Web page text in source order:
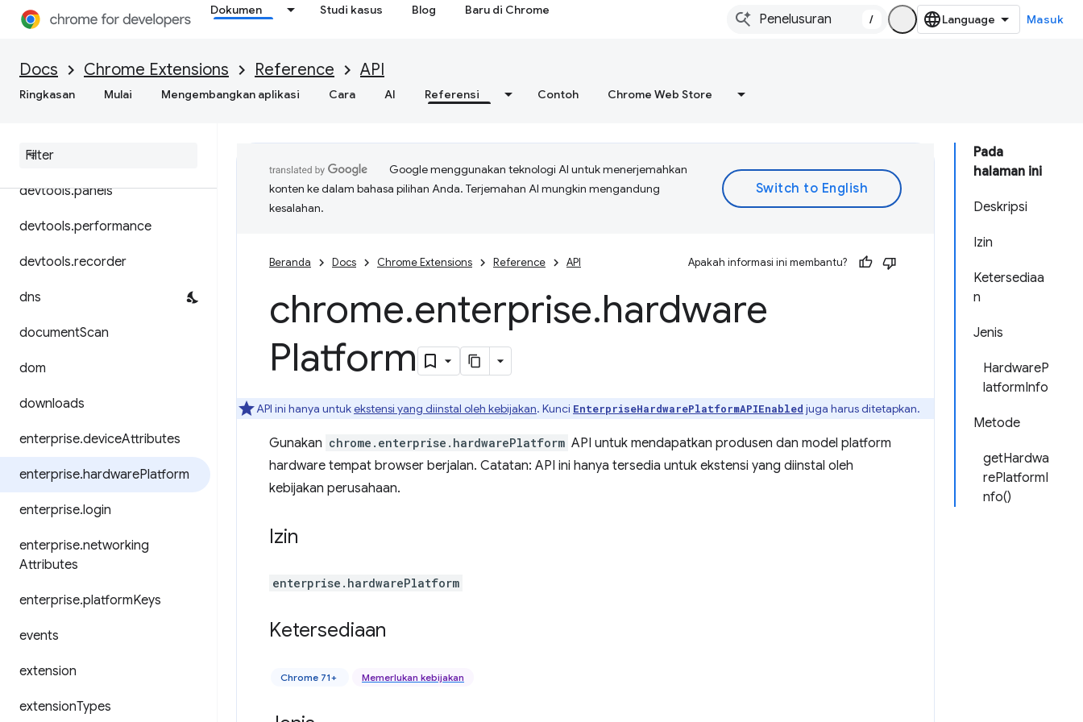
Dokumen Studi kasus Blog Baru di Chrome
/ Masuk
Docs Chrome Extensions Reference API
Ringkasan Mulai Mengembangkan aplikasi Cara AI Referensi Contoh Chrome Web Store
declarativeContent
devtools
devtools.panels
devtools.performance
devtools.recorder
dns
documentScan
dom
downloads
enterprise.deviceAttributes
enterprise.hardwarePlatform
enterprise.login
enterprise.networking
Attributes
enterprise.platformKeys
events
extension
extensionTypes
Pada
halaman ini
Deskripsi
Izin
Ketersediaa
n
Jenis
HardwareP
latformInfo
Metode
getHardwa
rePlatformI
nfo()
Google menggunakan teknologi AI untuk menerjemahkan
konten ke dalam bahasa pilihan Anda. Terjemahan AI mungkin mengandung
kesalahan.
Beranda Docs Chrome Extensions Reference API Apakah informasi ini membantu?
chrome.enterprise.hardware
Platform
API ini hanya untukekstensi yang diinstal oleh kebijakan. Kunci EnterpriseHardwarePlatformAPIEnabled juga harus ditetapkan.
Gunakan chrome.enterprise.hardwarePlatform API untuk mendapatkan produsen dan model platform
hardware tempat browser berjalan. Catatan: API ini hanya tersedia untuk ekstensi yang diinstal oleh
kebijakan perusahaan.
Izin
enterprise.hardwarePlatform
Ketersediaan
Chrome 71+ Memerlukan kebijakan